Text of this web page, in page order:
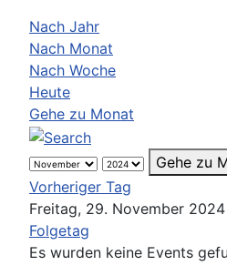
Nach Jahr
Nach Monat
Nach Woche
Heute
Gehe zu Monat
Gehe zu
Vorheriger Tag
Freitag, 29. November 2024
Folgetag
Es wurden keine Events